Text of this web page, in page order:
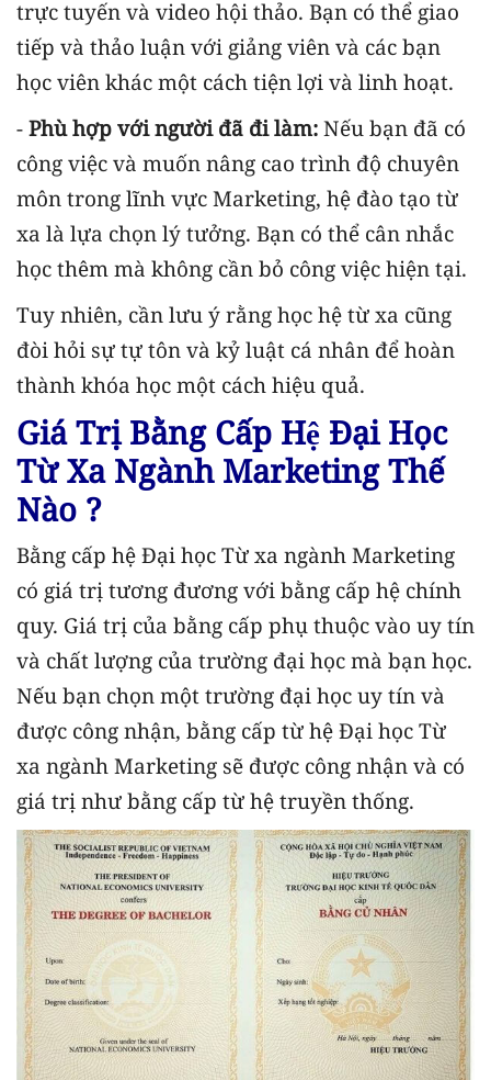
trực tuyến và video hội thảo. Bạn có thể giao
tiếp và thảo luận với giảng viên và các bạn
học viên khác một cách tiện lợi và linh hoạt.
- Phù hợp với người đã đi làm: Nếu bạn đã có
công việc và muốn nâng cao trình độ chuyên
môn trong lĩnh vực Marketing, hệ đào tạo từ
xa là lựa chọn lý tưởng. Bạn có thể cân nhắc
học thêm mà không cần bỏ công việc hiện tại.
Tuy nhiên, cần lưu ý rằng học hệ từ xa cũng
đòi hỏi sự tự tôn và kỷ luật cá nhân để hoàn
thành khóa học một cách hiệu quả.
Giá Trị Bằng Cấp Hệ Đại Học
Từ Xa Ngành Marketing Thế
Nào ?
Bằng cấp hệ Đại học Từ xa ngành Marketing
có giá trị tương đương với bằng cấp hệ chính
quy. Giá trị của bằng cấp phụ thuộc vào uy tín
và chất lượng của trường đại học mà bạn học.
Nếu bạn chọn một trường đại học uy tín và
được công nhận, bằng cấp từ hệ Đại học Từ
xa ngành Marketing sẽ được công nhận và có
giá trị như bằng cấp từ hệ truyền thống.